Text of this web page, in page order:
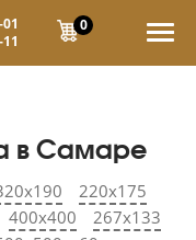
0
в Самаре
220х175
400х400
267х133